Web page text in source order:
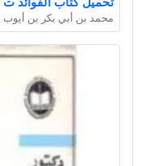
محمد بن أبي بكر بن أيوب